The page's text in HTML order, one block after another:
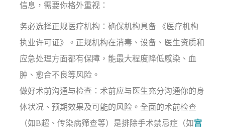
信息，需要你格外重视：
务必选择正规医疗机构：确保机构具备 《医疗机构
执业许可证》。正规机构在消毒、设备、医生资质和
应急处理方面都有保障，能最大程度降低感染、血
肿、愈合不良等风险。
做好术前沟通与检查：术前应与医生充分沟通你的身
体状况、预期效果及可能的风险。全面的术前检查
（如B超、传染病筛查等）是排除手术禁忌症（如宫